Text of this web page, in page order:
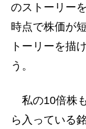
のストーリー
時点で株価が
トーリーを描
う。
私の10倍株
ら入っている